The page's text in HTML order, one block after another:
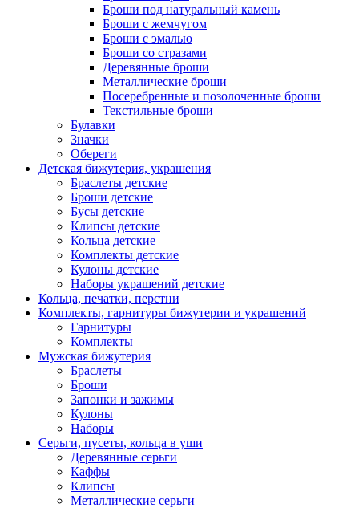
Броши под натуральный камень
Броши с жемчугом
Броши с эмалью
Броши со стразами
Деревянные броши
Металлические броши
Посеребренные и позолоченные броши
Текстильные броши
Булавки
Значки
Обереги
Детская бижутерия, украшения
Браслеты детские
Броши детские
Бусы детские
Клипсы детские
Кольца детские
Комплекты детские
Кулоны детские
Наборы украшений детские
Кольца, печатки, перстни
Комплекты, гарнитуры бижутерии и украшений
Гарнитуры
Комплекты
Мужская бижутерия
Браслеты
Броши
Запонки и зажимы
Кулоны
Наборы
Серьги, пусеты, кольца в уши
Деревянные серьги
Каффы
Клипсы
Металлические серьги